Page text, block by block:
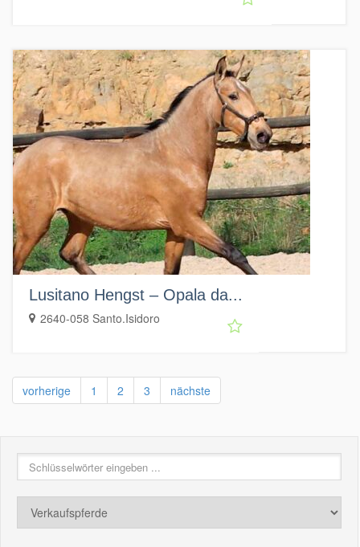
Lusitano Hengst – Opala da...
2640-058 Santo.Isidoro
vorherige 1 2 3 nächste